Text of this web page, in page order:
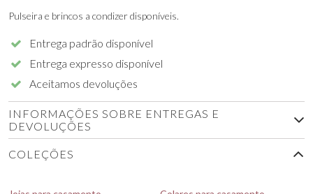
Pulseira e brincos a condizer disponíveis.
Entrega padrão disponível
Entrega expresso disponível
Aceitamos devoluções
INFORMAÇÕES SOBRE ENTREGAS E
DEVOLUÇÕES
COLEÇÕES